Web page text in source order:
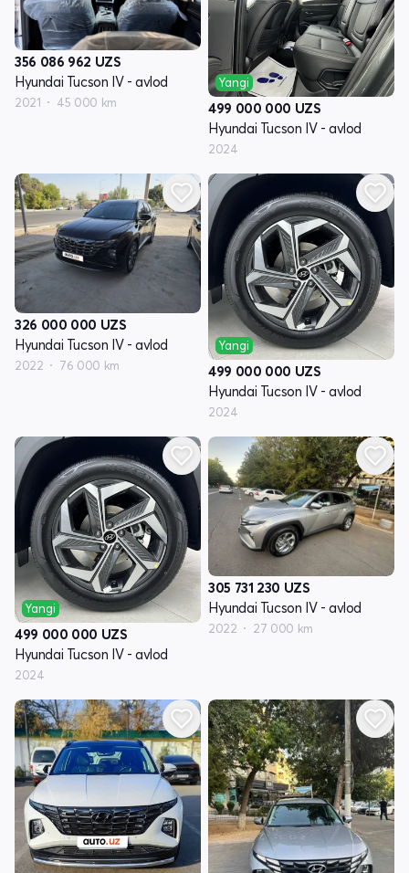
356 086 962 UZS
Hyundai Tucson IV - avlod
2021 45 000 km
Yangi
499 000 000 UZS
Hyundai Tucson IV - avlod
2024
326 000 000 UZS
Hyundai Tucson IV - avlod
2022 76 000 km
Yangi
499 000 000 UZS
Hyundai Tucson IV - avlod
2024
Yangi
499 000 000 UZS
Hyundai Tucson IV - avlod
2024
305 731 230 UZS
Hyundai Tucson IV - avlod
2022 27 000 km